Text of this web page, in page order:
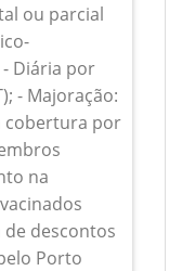
ou parcial
Diária por
- Majoração:
cobertura por
na
de descontos
Porto